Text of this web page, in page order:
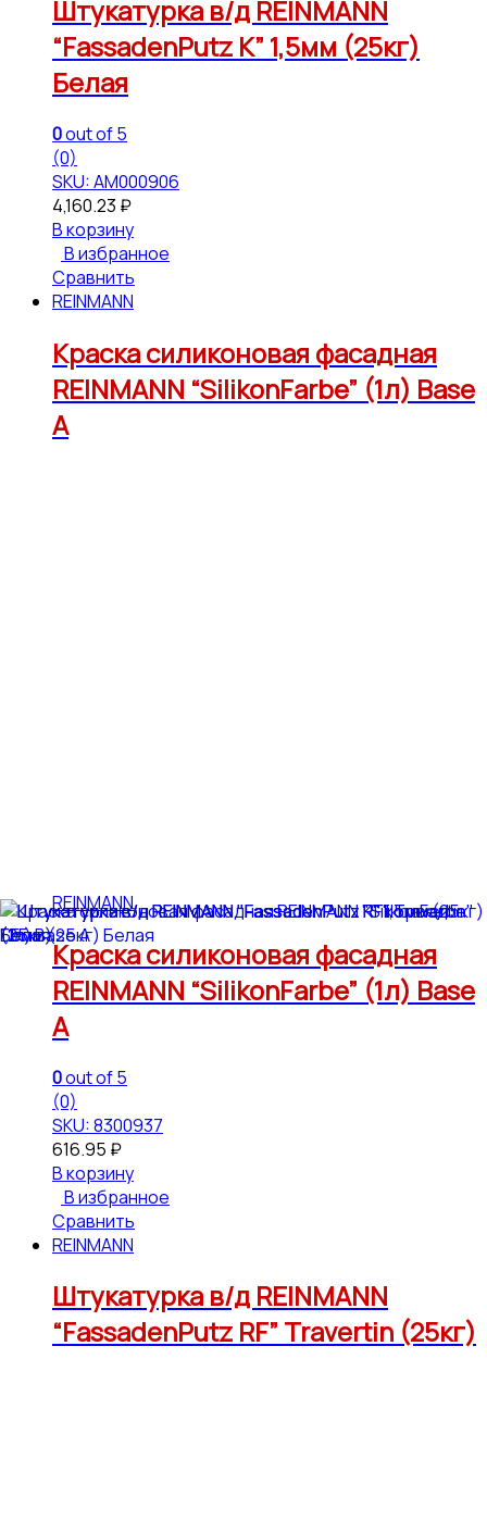
Штукатурка в/д REINMANN
“FassadenPutz К” 1,5мм (25кг)
Белая
0out of 5
(0)
SKU: АМ000906
4,160.23 ₽
В корзину
В избранное
Сравнить
REINMANN
Краска силиконовая фасадная
REINMANN “SilikonFarbe” (1л) Base
А
REINMANN
Краска силиконовая фасадная
REINMANN “SilikonFarbe” (1л) Base
А
0out of 5
(0)
SKU: 8300937
616.95 ₽
В корзину
В избранное
Сравнить
REINMANN
Штукатурка в/д REINMANN
“FassadenPutz RF” Travertin (25кг)